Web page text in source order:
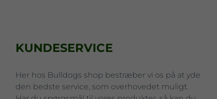
KUNDESERVICE
Her hos Bulldogs shop bestræber vi os på at yde
den bedste service, som overhovedet muligt.